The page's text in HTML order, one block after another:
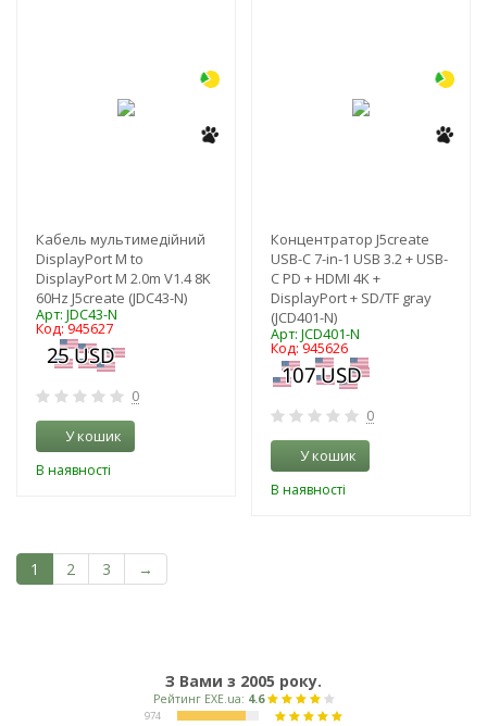
Кабель мультимедійний
DisplayPort M to
DisplayPort M 2.0m V1.4 8K
60Hz J5create (JDC43-N)
Арт: JDC43-N
Код: 945627
0
У кошик
В наявності
Концентратор J5create
USB-C 7-in-1 USB 3.2 + USB-
C PD + HDMI 4K +
DisplayPort + SD/TF gray
(JCD401-N)
Арт: JCD401-N
Код: 945626
0
У кошик
В наявності
1 2 3 →
З Вами з 2005 року.